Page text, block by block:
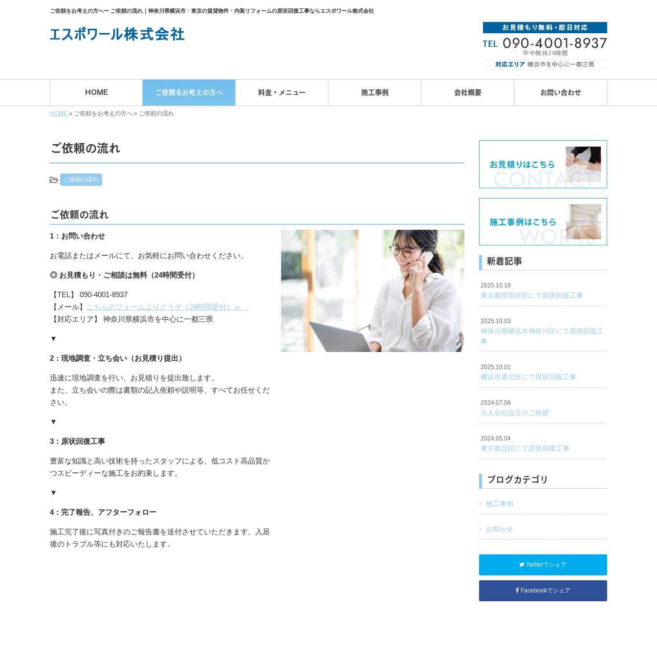
ご依頼をお考えの方へー ご依頼の流れ｜神奈川県横浜市・東京の賃貸物件・内装リフォームの原状回復工事ならエスポワール株式会社
HOME ご依頼をお考えの方へ 料金・メニュー 施工事例 会社概要 お問い合わせ
HOME » ご依頼をお考えの方へ » ご依頼の流れ
ご依頼の流れ
ご依頼の流れ
ご依頼の流れ
1：お問い合わせ
お電話またはメールにて、お気軽にお問い合わせください。
◎ お見積もり・ご相談は無料（24時間受付）
【TEL】 090-4001-8937
【メール】
こちらのフォームよりどうぞ（24時間受付）≫
【対応エリア】 神奈川県横浜市を中心に一都三県
▼
2：現地調査・立ち会い（お見積り提出）
迅速に現地調査を行い、お見積りを提出致します。
また、立ち会いの際は書類の記入依頼や説明等、すべてお任せくだ
さい。
▼
3：原状回復工事
豊富な知識と高い技術を持ったスタッフによる、低コスト高品質か
つスピーディーな施工をお約束します。
▼
4：完了報告、アフターフォロー
施工完了後に写真付きのご報告書を送付させていただきます。入居
後のトラブル等にも対応いたします。
新着記事
2025.10.19
東京都世田谷区にて原状回復工事
2025.10.03
神奈川県横浜市神奈川区にて原状回復工
事
2025.10.01
横浜市港北区にて現状回復工事
2024.07.08
法人会社設立のご挨拶
2024.05.04
東京都北区にて原状回復工事
ブログカテゴリ
施工事例
お知らせ
Twitterでシェア
Facebookでシェア